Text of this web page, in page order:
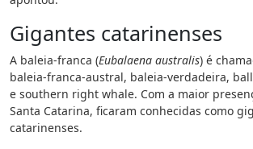
Gigantes catarinenses
A baleia-franca (Eubalaena australis) é
baleia-franca-austral, baleia-verdadeira,
e southern right whale. Com a maior
Santa Catarina, ficaram conhecidas como
catarinenses.